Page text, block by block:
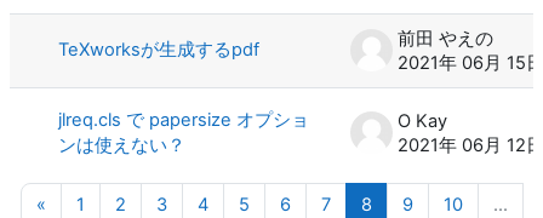
TeXworksが生成するpdf
前田 やえの
2021年 06月 15日
jlreq.cls で papersize オプショ
ンは使えない？
O Kay
2021年 06月 12日
«前のページ
1 ページ 1
2ページ 2
3ページ 3
4ページ 4
5ページ 5
6ページ 6
7ページ 7
8ページ 8
9ページ 9
10ページ 10
…